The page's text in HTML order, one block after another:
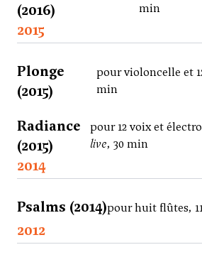
(2016)
min
2015
Plonge
(2015)
pour violoncelle et
min
Radiance
(2015)
pour 12 voix et
live, 30 min
2014
Psalms (2014)pour huit flûtes,
2012